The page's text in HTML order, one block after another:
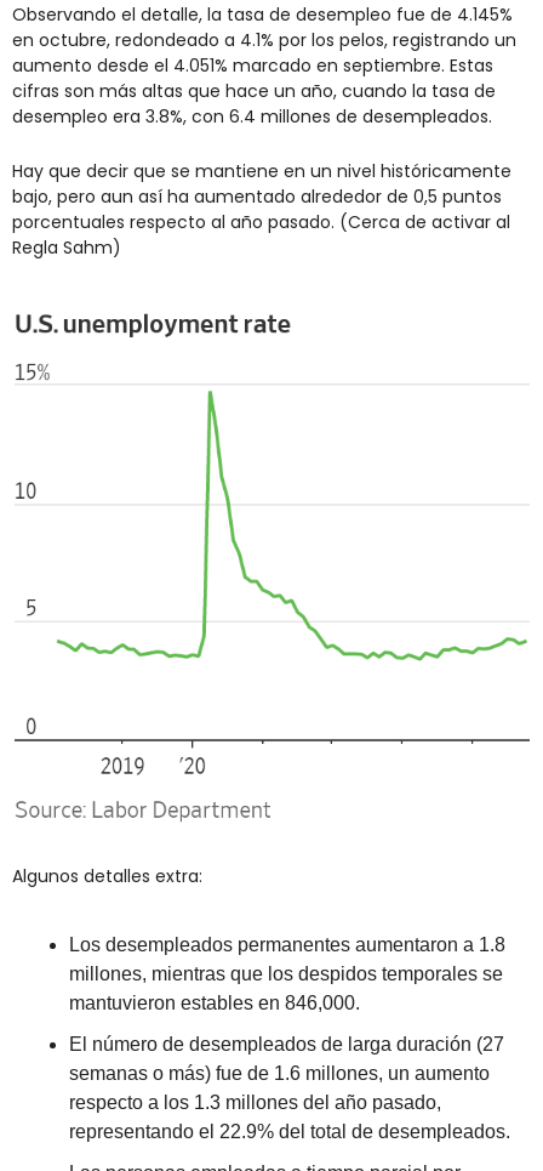
Observando el detalle, la tasa de desempleo fue de 4.145%
en octubre, redondeado a 4.1% por los pelos, registrando un
aumento desde el 4.051% marcado en septiembre. Estas
cifras son más altas que hace un año, cuando la tasa de
desempleo era 3.8%, con 6.4 millones de desempleados.
Hay que decir que se mantiene en un nivel históricamente
bajo, pero aun así ha aumentado alrededor de 0,5 puntos
porcentuales respecto al año pasado. (Cerca de activar al
Regla Sahm)
Algunos detalles extra:
Los desempleados permanentes aumentaron a 1.8
millones, mientras que los despidos temporales se
mantuvieron estables en 846,000.
El número de desempleados de larga duración (27
semanas o más) fue de 1.6 millones, un aumento
respecto a los 1.3 millones del año pasado,
representando el 22.9% del total de desempleados.